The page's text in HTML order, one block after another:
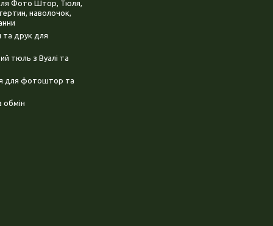
Фото Штор, Тюля,
наволочок,
та друк для
тюль з Вуалі та
для фотоштор та
обмін